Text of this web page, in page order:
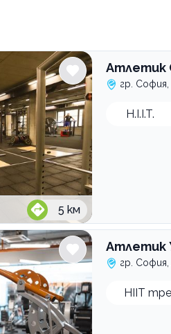
5 км
Атлетик
гр.
H.I.I.T.
Атлетик
гр.
HIIT